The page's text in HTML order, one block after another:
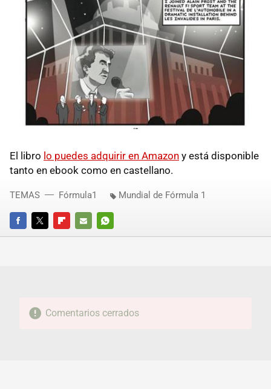
El libro lo puedes adquirir en Amazon y está disponible
tanto en ebook como en castellano.
FACEBOOKTWITTERFLIPBOARD
E-
WHATSAPP
TEMAS Fórmula1 Mundial de Fórmula 1
Comentarios cerrados